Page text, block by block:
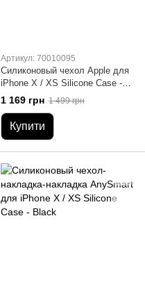
Артикул: 70010095
Силиконовый чехол Apple для
iPhone X / XS Silicone Case -
Sky Blue (MRRD2)
1 169 грн 1 499 грн
Купити